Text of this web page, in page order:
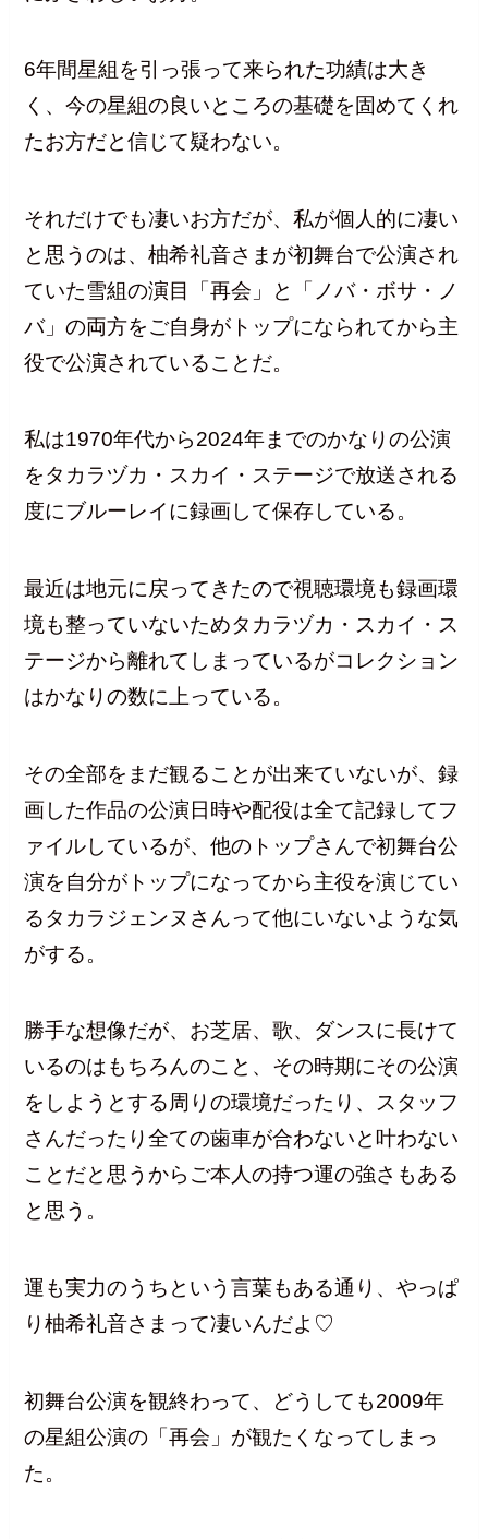
6年間星組を引っ張って来られた功績は大き
く、今の星組の良いところの基礎を固めてくれ
たお方だと信じて疑わない。
それだけでも凄いお方だが、私が個人的に凄い
と思うのは、柚希礼音さまが初舞台で公演され
ていた雪組の演目「再会」と「ノバ・ボサ・ノ
バ」の両方をご自身がトップになられてから主
役で公演されていることだ。
私は1970年代から2024年までのかなりの公演
をタカラヅカ・スカイ・ステージで放送される
度にブルーレイに録画して保存している。
最近は地元に戻ってきたので視聴環境も録画環
境も整っていないためタカラヅカ・スカイ・ス
テージから離れてしまっているがコレクション
はかなりの数に上っている。
その全部をまだ観ることが出来ていないが、録
画した作品の公演日時や配役は全て記録してフ
ァイルしているが、他のトップさんで初舞台公
演を自分がトップになってから主役を演じてい
るタカラジェンヌさんって他にいないような気
がする。
勝手な想像だが、お芝居、歌、ダンスに長けて
いるのはもちろんのこと、その時期にその公演
をしようとする周りの環境だったり、スタッフ
さんだったり全ての歯車が合わないと叶わない
ことだと思うからご本人の持つ運の強さもある
と思う。
運も実力のうちという言葉もある通り、やっぱ
り柚希礼音さまって凄いんだよ♡
初舞台公演を観終わって、どうしても2009年
の星組公演の「再会」が観たくなってしまっ
た。